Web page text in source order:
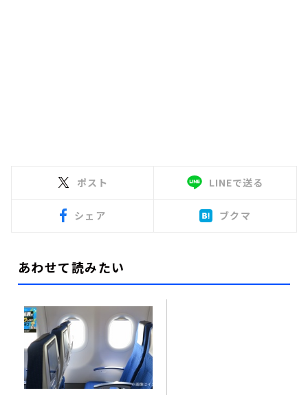
ポスト LINEで送る
シェア ブクマ
あわせて読みたい